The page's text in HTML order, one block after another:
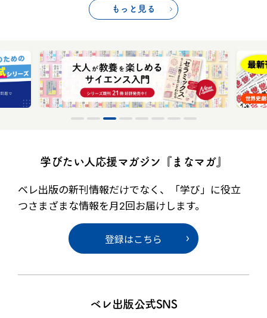
もっと見る
学びたい人応援マガジン『まなマガ』
ベレ出版の新刊情報だけでなく、
「学び」に役立
つさまざまな情報を月2回お届けします。
登録はこちら
ベレ出版公式SNS